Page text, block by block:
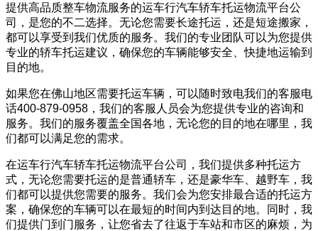
提供高品质整车物流服务的运车行汽车轿车托运物流平台公
司，是您的不二选择。无论您需要长途托运，还是短途搬家，
都可以享受到我们优质的服务。我们的专业团队可以为您提供
专业的轿车托运建议，确保您的车辆能够安全、快捷地运输到
目的地。
如果您在佛山地区需要托运车辆，可以随时致电我们的客服电
话400-879-0958，我们的客服人员会为您提供专业的咨询和
服务。我们的服务覆盖全国各地，无论您的目的地在哪里，我
们都可以满足您的需求。
在运车行汽车轿车托运物流平台公司，我们提供多种托运方
式，无论您需要托运的是普通轿车，还是豪华车、越野车，我
们都可以提供您需要的服务。我们会为您安排最合适的托运方
案，确保您的车辆可以在最短的时间内到达目的地。同时，我
们提供门到门服务，让您省去了往返于车站和市区的麻烦，为